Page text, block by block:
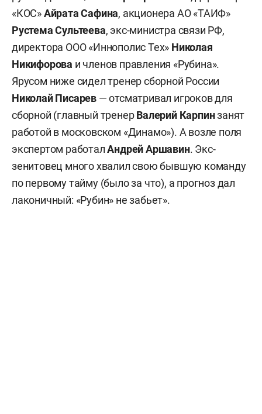
«КОС»АйратаСафина, акционера АО «ТАИФ»
РустемаСультеева, экс-министра связи РФ,
директора ООО «Иннополис Тех» Николая
Никифорова и членов правления «Рубина».
Ярусом ниже сидел тренер сборной России
Николай Писарев — отсматривал игроков для
сборной (главный тренерВалерий Карпинзанят
работой в московском «Динамо»). А возле поля
экспертом работалАндрей Аршавин. Экс-
зенитовец много хвалил свою бывшую команду
по первому тайму (было за что), а прогноз дал
лаконичный: «Рубин» не забьет».